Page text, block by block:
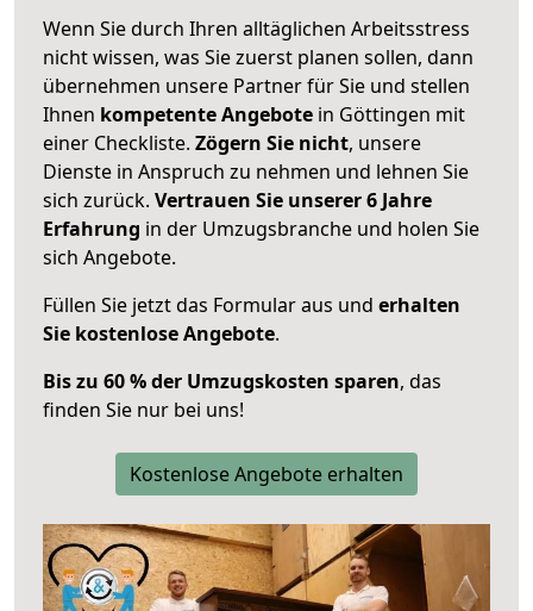
Wenn Sie durch Ihren alltäglichen Arbeitsstress
nicht wissen, was Sie zuerst planen sollen, dann
übernehmen unsere Partner für Sie und stellen
Ihnen kompetente Angebote in Göttingen mit
einer Checkliste. Zögern Sie nicht, unsere
Dienste in Anspruch zu nehmen und lehnen Sie
sich zurück. Vertrauen Sie unserer 6 Jahre
Erfahrung in der Umzugsbranche und holen Sie
sich Angebote.
Füllen Sie jetzt das Formular aus und erhalten
Sie kostenlose Angebote.
Bis zu 60 % der Umzugskosten sparen, das
finden Sie nur bei uns!
Kostenlose Angebote erhalten